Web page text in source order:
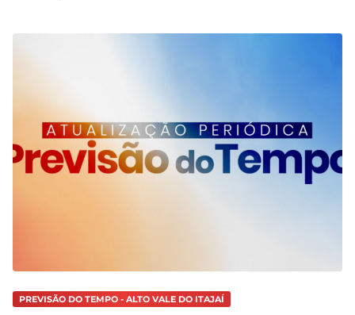
PREVISÃO DO TEMPO - ALTO VALE DO ITAJAÍ